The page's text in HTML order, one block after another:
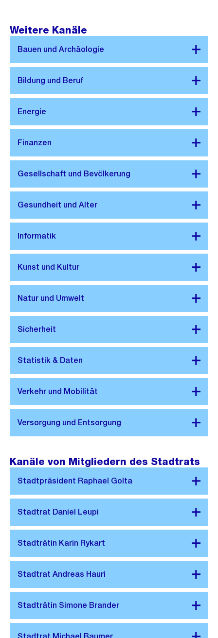
Weitere Kanäle
Kanäle von Mitgliedern des Stadtrats